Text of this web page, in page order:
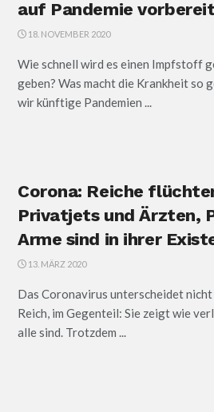
auf Pandemie
18. NOVEMBER 2020
Wie schnell wird es einen Impfstoff
geben? Was macht die Krankheit so
wir künftige Pandemien ...
Corona: Reiche
Privatjets und Ärzten,
Arme sind in ihrer
13. MÄRZ 2020
Das Coronavirus unterscheidet nicht
Reich, im Gegenteil: Sie zeigt wie
alle sind. Trotzdem ...